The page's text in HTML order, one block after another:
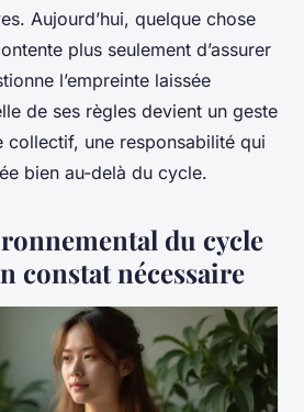
Aujourd’hui, quelque chose
plus seulement d’assurer
l’empreinte laissée
de ses règles devient un geste
collectif, une responsabilité qui
bien au-delà du cycle.
du cycle
constat nécessaire